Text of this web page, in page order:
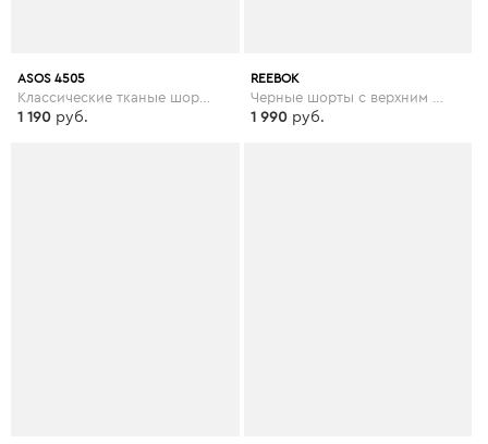
ASOS 4505
1 190 руб.
REEBOK
1 990 руб.